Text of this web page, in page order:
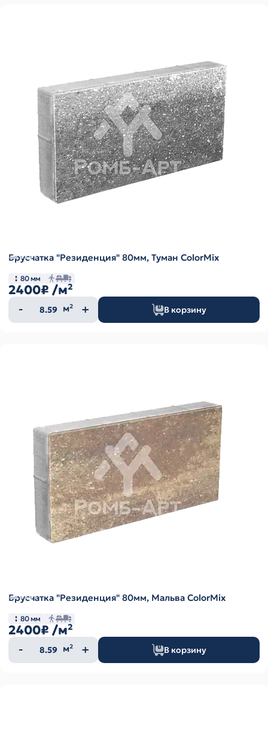
Брусчатка "Резиденция" 80мм, Туман ColorMix
80 мм
2400₽ /м²
Количество
товара
м² В корзину
Брусчатка "Резиденция" 80мм, Мальва ColorMix
80 мм
2400₽ /м²
Количество
товара
м² В корзину